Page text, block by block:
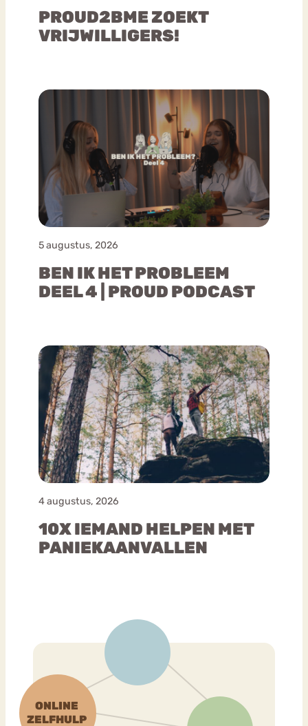
PROUD2BME ZOEKT
VRIJWILLIGERS!
5 augustus, 2026
BEN IK HET PROBLEEM
DEEL 4 | PROUD PODCAST
4 augustus, 2026
10X IEMAND HELPEN MET
PANIEKAANVALLEN